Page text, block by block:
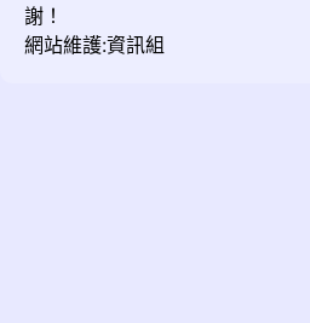
謝！
網站維護:資訊組